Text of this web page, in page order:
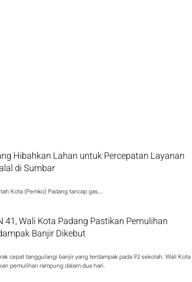
Hibahkan Lahan untuk Percepatan Layanan
di Sumbar
Kota (Pemko) Padang tancap gas…
41, Wali Kota Padang Pastikan Pemulihan
Banjir Dikebut
cepat tanggulangi banjir yang terdampak pada 92 sekolah. Wali Kota
pemulihan rampung dalam dua hari.